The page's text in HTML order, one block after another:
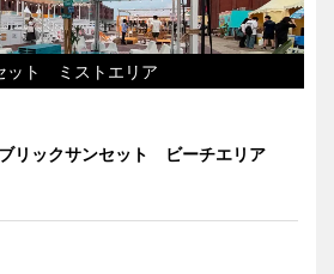
ット ミストエリア
リックサンセット ビーチエリア